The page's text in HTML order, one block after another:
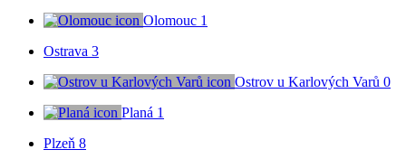
Olomouc 1
Ostrava 3
Ostrov u Karlových Varů 0
Planá 1
Plzeň 8